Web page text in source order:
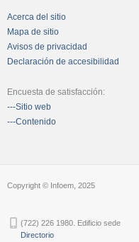
Acerca del sitio
Mapa de sitio
Avisos de privacidad
Declaración de accesibilidad
Encuesta de satisfacción:
---Sitio web
---Contenido
Copyright © Infoem, 2025
(722) 226 1980. Edificio sede
Directorio